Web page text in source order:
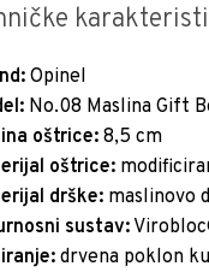
Opinel
No.08 Maslina Gift
oštrice: 8,5 cm
oštrice:
drške: maslinovo
sustav:
drvena poklon